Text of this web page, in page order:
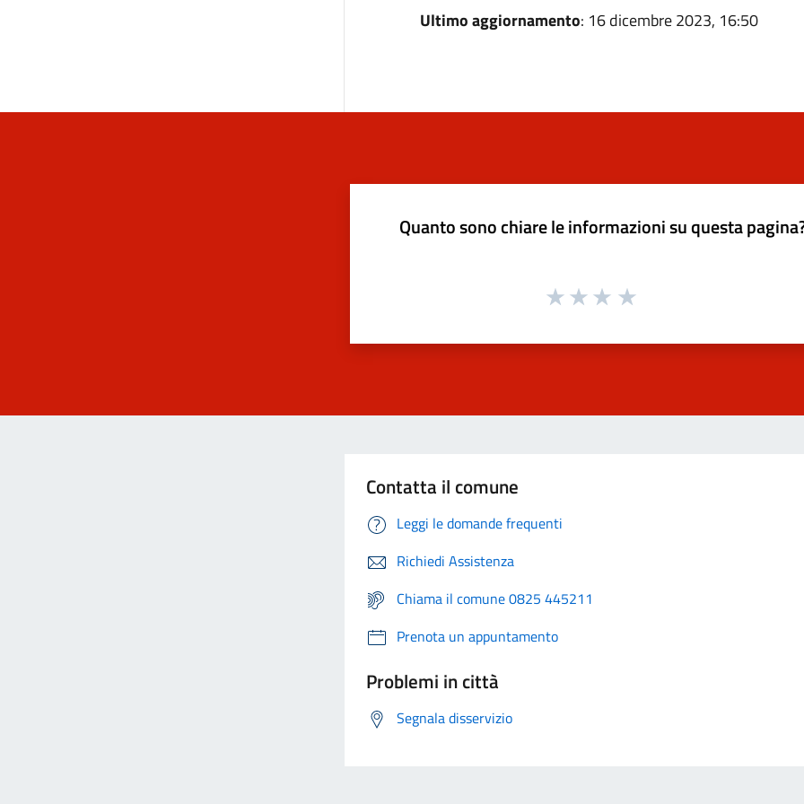
Ultimo aggiornamento: 16 dicembre 2023, 16:50
Quanto sono chiare le informazioni su questa
Contatta il comune
Leggi le domande frequenti
Richiedi Assistenza
Chiama il comune 0825 445211
Prenota un appuntamento
Problemi in città
Segnala disservizio